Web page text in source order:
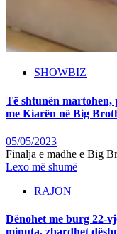
SHOWBIZ
Të shtunën
me Kiarën në Big
05/05/2023
Finalja e madhe e Big
Lexo më shumë
RAJON
Dënohet me burg 22-